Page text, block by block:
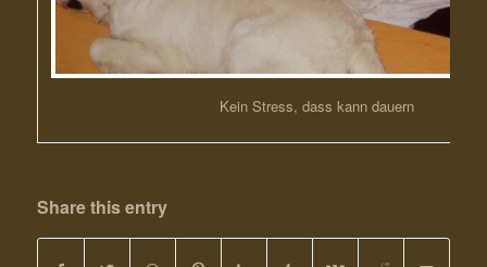
Kein Stress, dass kann dauern
Share this entry